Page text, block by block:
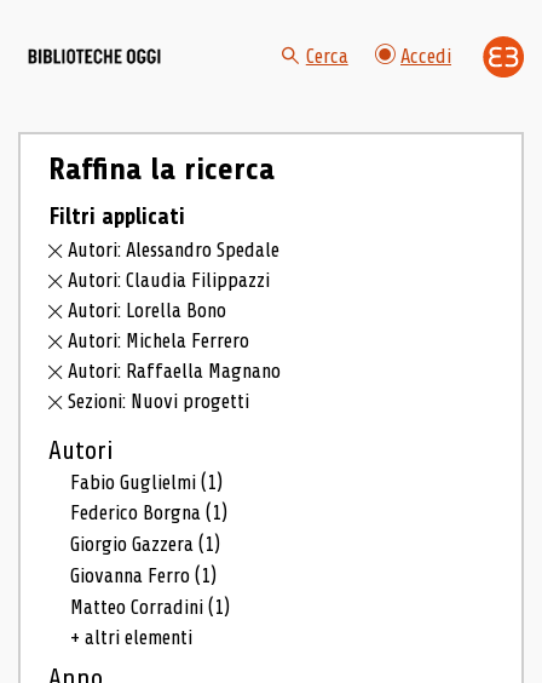
Cerca Accedi
Raffina la ricerca
Filtri applicati
Autori: Alessandro Spedale
Autori: Claudia Filippazzi
Autori: Lorella Bono
Autori: Michela Ferrero
Autori: Raffaella Magnano
Sezioni: Nuovi progetti
Autori
Fabio Guglielmi(1)
Federico Borgna(1)
Giorgio Gazzera(1)
Giovanna Ferro(1)
Matteo Corradini(1)
+ altri elementi